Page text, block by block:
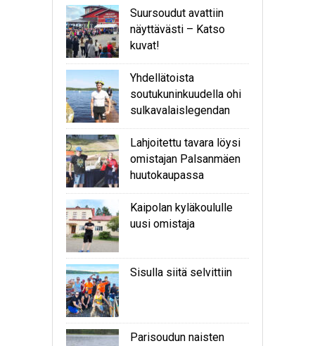
Suursoudut avattiin
näyttävästi – Katso
kuvat!
Yhdellätoista
soutukuninkuudella ohi
sulkavalaislegendan
Lahjoitettu tavara löysi
omistajan Palsanmäen
huutokaupassa
Kaipolan kyläkoululle
uusi omistaja
Sisulla siitä selvittiin
Parisoudun naisten